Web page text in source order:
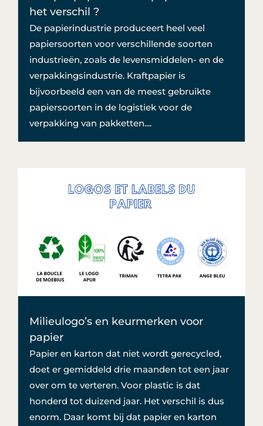
het verschil ?
De papierindustrie produceert heel veel
papiersoorten voor verschillende soorten
industrieën, zoals de levensmiddelen- en de
verpakkingsindustrie. Kraftpapier is
bijvoorbeeld een van de meest gebruikte
papiersoorten in de logistiek voor de
verpakking van pakketten....
Milieulogo’s en keurmerken voor
papier
Papier en karton dat niet wordt gerecycled,
doet er gemiddeld drie maanden tot een jaar
over om te verteren. Voor plastic is dat
honderd tot duizend jaar. Het verschil is dus
enorm. Daar komt bij dat papier en karton